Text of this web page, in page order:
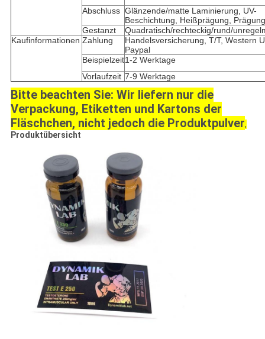
Abschluss Glänzende/matte Laminierung, UV-
Beschichtung, Heißprägung, Prägung
Gestanzt
Quadratisch/rechteckig/rund/
Kaufinformationen Zahlung
Handelsversicherung, T/T, Western
Paypal
Beispielzeit1-2 Werktage
Vorlaufzeit 7-9 Werktage
Bitte beachten Sie: Wir liefern nur die
Verpackung, Etiketten und Kartons der
Fläschchen, nicht jedoch die Produktpulver,
Produktübersicht